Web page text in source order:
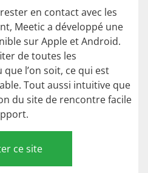
en contact avec les
Meetic a développé une
sur Apple et Android.
de toutes les
l’on soit, ce qui est
Tout aussi intuitive que
du site de rencontre facile
ce site